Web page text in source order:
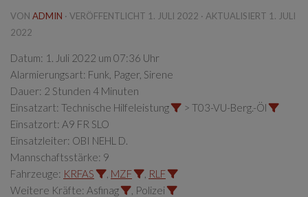
VON ADMIN · VERÖFFENTLICHT 1. JULI 2022 · AKTUALISIERT 1. JULI
2022
Datum: 1. Juli 2022 um 07:36 Uhr
Alarmierungsart: Funk, Pager, Sirene
Dauer: 2 Stunden 4 Minuten
Einsatzart: Technische Hilfeleistung
> T03-VU-Berg.-Öl
Einsatzort: A9 FR SLO
Einsatzleiter: OBI NEHL D.
Mannschaftsstärke: 9
Fahrzeuge: KRFAS MZF
RLF
Weitere Kräfte: Asfinag , Polizei